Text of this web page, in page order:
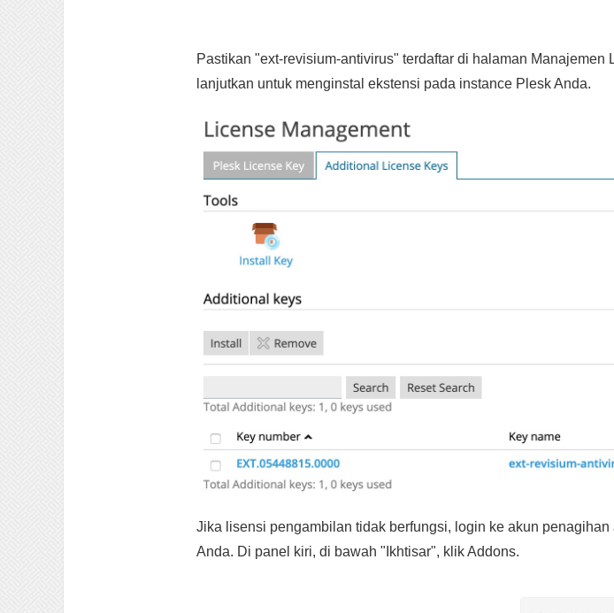
Pastikan "ext-revisium-antivirus" terdaftar di halaman
lanjutkan untuk menginstal ekstensi pada instance Plesk Anda.
Jika lisensi pengambilan tidak berfungsi, login ke akun
Anda. Di panel kiri, di bawah "Ikhtisar", klik Addons.